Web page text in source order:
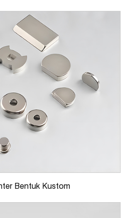
Bentuk Kustom